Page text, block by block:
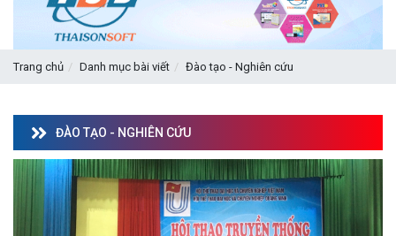
Trang chủ Danh mục bài viết Đào tạo - Nghiên cứu
ĐÀO TẠO - NGHIÊN CỨU